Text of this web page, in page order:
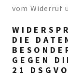
vom Widerruf
DIE
GEGEN
21